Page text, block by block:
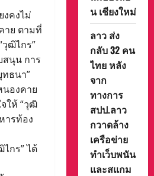
งคงไม่
าย ตามที่
วุฒิไกร”
นุน การ
ทธนา”
องคาย
ให้ “วุฒิ
ารท้อง
กร” ได้
น เชียงใหม่
ลาว ส่ง
กลับ 32 คน
ไทย หลัง
จาก
ทางการ
สปป.ลาว
กวาดล้าง
เครือข่าย
ทำเว็บพนัน
และสแกม